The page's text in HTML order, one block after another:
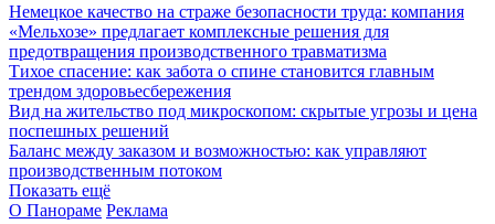
Немецкое качество на страже безопасности труда: компания
«Мельхозе» предлагает комплексные решения для
предотвращения производственного травматизма
Тихое спасение: как забота о спине становится главным
трендом здоровьесбережения
Вид на жительство под микроскопом: скрытые угрозы и цена
поспешных решений
Баланс между заказом и возможностью: как управляют
производственным потоком
Показать ещё
О Панораме Реклама